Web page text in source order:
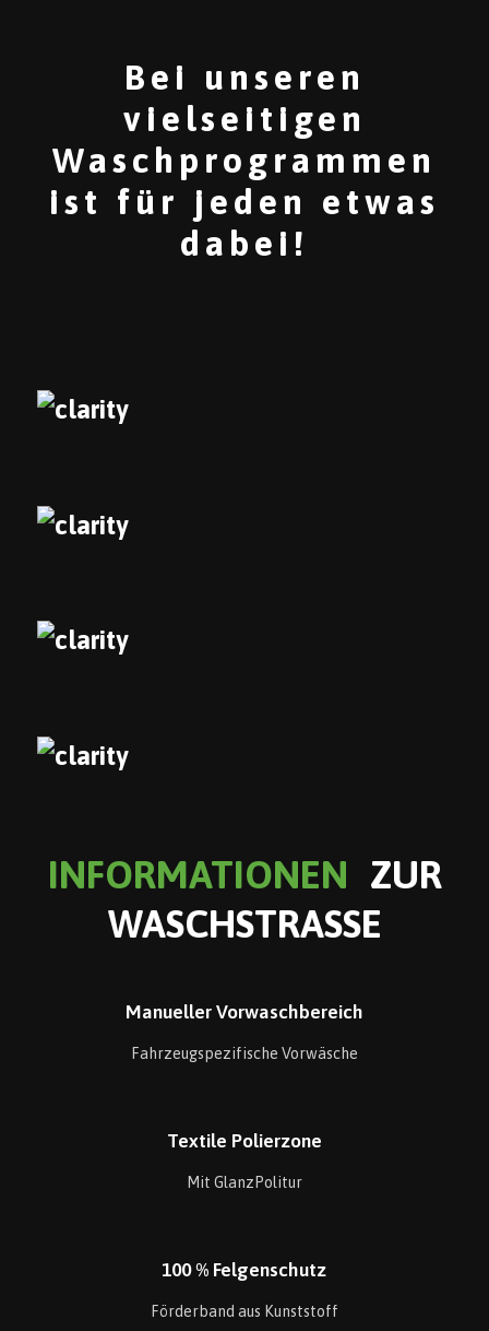
Bei unseren
vielseitigen
Waschprogrammen
ist für jeden etwas
dabei!
INFORMATIONEN ZUR
WASCHSTRASSE
Manueller Vorwaschbereich
Fahrzeugspezifische Vorwäsche
Textile Polierzone
Mit GlanzPolitur
100 % Felgenschutz
Förderband aus Kunststoff